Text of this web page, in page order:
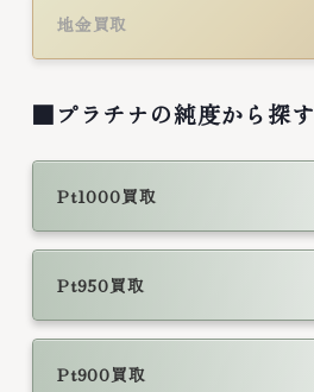
地金買取
■プラチナの純度から探す
Pt1000買取
Pt950買取
Pt900買取